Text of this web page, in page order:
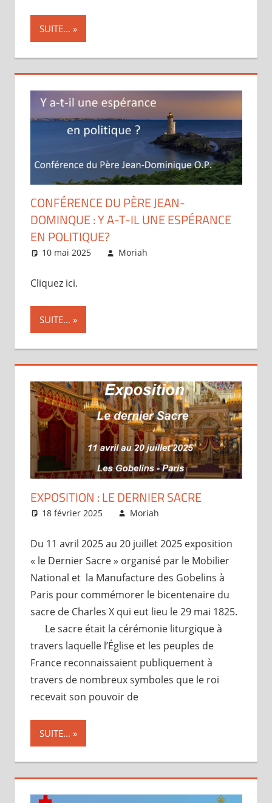
SUITE...
CONFÉRENCE DU PÈRE JEAN-
DOMINQUE : Y A-T-IL UNE ESPÉRANCE
EN POLITIQUE?
10 mai 2025 Moriah
Cliquez ici.
SUITE...
EXPOSITION : LE DERNIER SACRE
18 février 2025 Moriah
Du 11 avril 2025 au 20 juillet 2025 exposition
« le Dernier Sacre » organisé par le Mobilier
National et la Manufacture des Gobelins à
Paris pour commémorer le bicentenaire du
sacre de Charles X qui eut lieu le 29 mai 1825.
Le sacre était la cérémonie liturgique à
travers laquelle l’Église et les peuples de
France reconnaissaient publiquement à
travers de nombreux symboles que le roi
recevait son pouvoir de
SUITE...